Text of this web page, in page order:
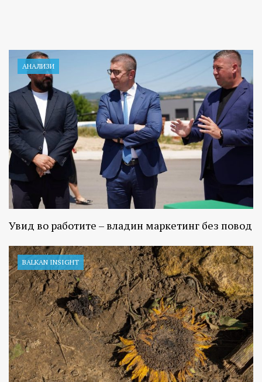
АНАЛИЗИ
Увид во работите – владин маркетинг без повод
BALKAN INSIGHT